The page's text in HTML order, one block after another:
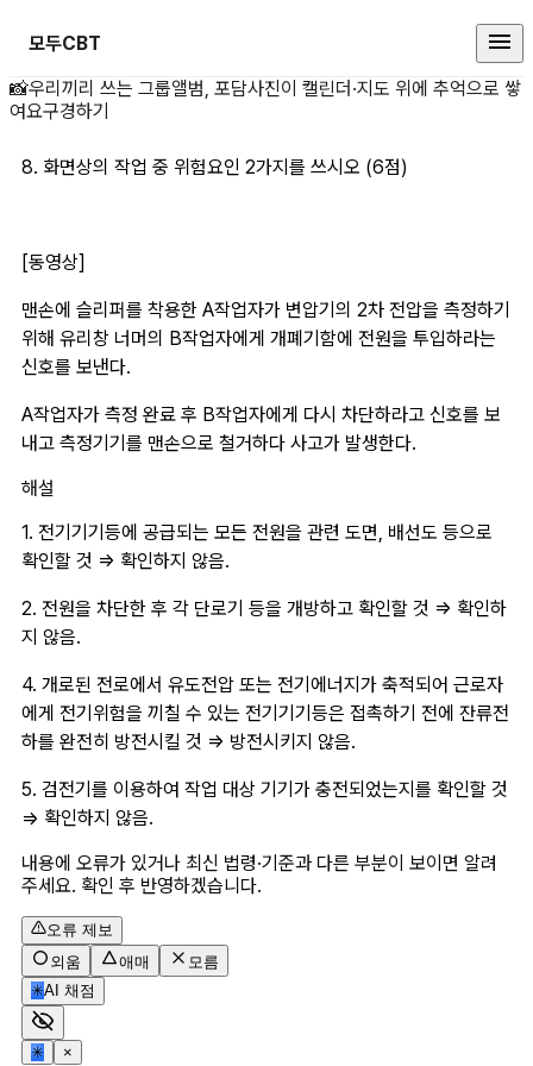
모두CBT
8. 화면상의 작업 중 상세 페이지
📸우리끼리 쓰는 그룹앨범, 포담사진이 캘린더·지도 위에 추억으로 쌓
여요구경하기
8. 화면상의 작업 중 위험요인 2가지를 쓰시오 (6점)
[동영상]
맨손에 슬리퍼를 착용한 A작업자가 변압기의 2차 전압을 측정하기
위해 유리창 너머의 B작업자에게 개폐기함에 전원을 투입하라는
신호를 보낸다.
A작업자가 측정 완료 후 B작업자에게 다시 차단하라고 신호를 보
내고 측정기기를 맨손으로 철거하다 사고가 발생한다.
해설
1. 전기기기등에 공급되는 모든 전원을 관련 도면, 배선도 등으로
확인할 것 => 확인하지 않음.
2. 전원을 차단한 후 각 단로기 등을 개방하고 확인할 것 => 확인하
지 않음.
4. 개로된 전로에서 유도전압 또는 전기에너지가 축적되어 근로자
에게 전기위험을 끼칠 수 있는 전기기기등은 접촉하기 전에 잔류전
하를 완전히 방전시킬 것 => 방전시키지 않음.
5. 검전기를 이용하여 작업 대상 기기가 충전되었는지를 확인할 것
=> 확인하지 않음.
내용에 오류가 있거나 최신 법령·기준과 다른 부분이 보이면 알려
주세요. 확인 후 반영하겠습니다.
오류 제보
외움
애매
모름
✳AI 채점
✳ ×